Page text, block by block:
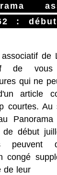
:
de
de vous
qui ne
article
courtes. Au
Panorama
de début
peuvent
congé
de leur